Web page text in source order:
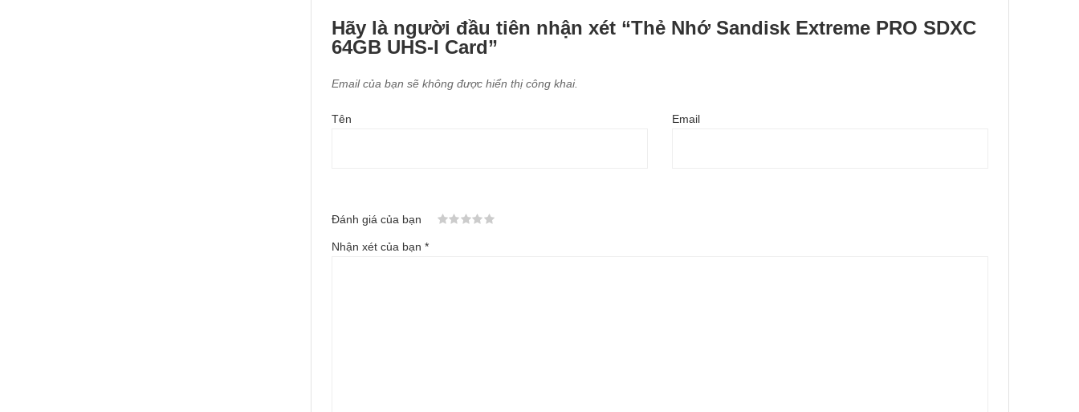
Hãy là người đầu tiên nhận xét “Thẻ Nhớ Sandisk Extreme PRO SDXC
64GB UHS-I Card”
Email của bạn sẽ không được hiển thị công khai.
Tên Email
Đánh giá của bạn
Nhận xét của bạn *